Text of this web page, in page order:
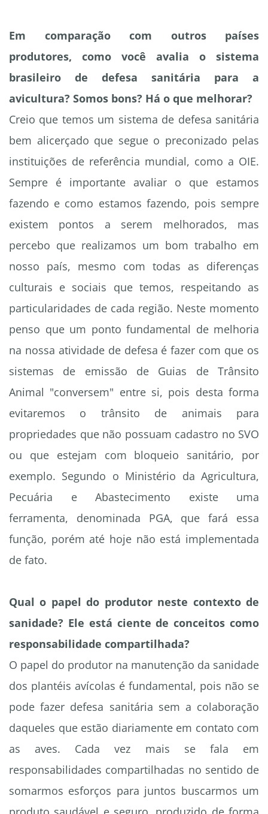
Em comparação com outros países
produtores, como você avalia o sistema
brasileiro de defesa sanitária para a
avicultura? Somos bons? Há o que melhorar?
Creio que temos um sistema de defesa sanitária
bem alicerçado que segue o preconizado pelas
instituições de referência mundial, como a OIE.
Sempre é importante avaliar o que estamos
fazendo e como estamos fazendo, pois sempre
existem pontos a serem melhorados, mas
percebo que realizamos um bom trabalho em
nosso país, mesmo com todas as diferenças
culturais e sociais que temos, respeitando as
particularidades de cada região. Neste momento
penso que um ponto fundamental de melhoria
na nossa atividade de defesa é fazer com que os
sistemas de emissão de Guias de Trânsito
Animal "conversem" entre si, pois desta forma
evitaremos o trânsito de animais para
propriedades que não possuam cadastro no SVO
ou que estejam com bloqueio sanitário, por
exemplo. Segundo o Ministério da Agricultura,
Pecuária e Abastecimento existe uma
ferramenta, denominada PGA, que fará essa
função, porém até hoje não está implementada
de fato.
Qual o papel do produtor neste contexto de
sanidade? Ele está ciente de conceitos como
responsabilidade compartilhada?
O papel do produtor na manutenção da sanidade
dos plantéis avícolas é fundamental, pois não se
pode fazer defesa sanitária sem a colaboração
daqueles que estão diariamente em contato com
as aves. Cada vez mais se fala em
responsabilidades compartilhadas no sentido de
somarmos esforços para juntos buscarmos um